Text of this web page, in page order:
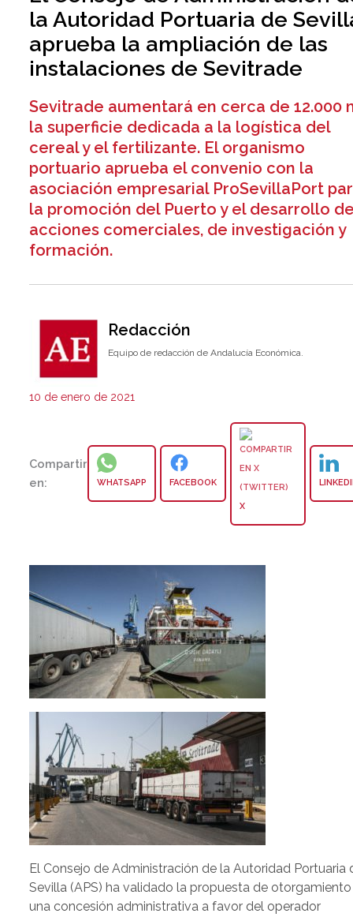
la Autoridad Portuaria de
aprueba la ampliación de las
instalaciones de Sevitrade
Sevitrade aumentará en cerca de 12.000
la superficie dedicada a la logística del
cereal y el fertilizante. El organismo
portuario aprueba el convenio con la
asociación empresarial ProSevillaPort
la promoción del Puerto y el desarrollo
acciones comerciales, de investigación y
formación.
Redacción
Equipo de redacción de Andalucía Económica.
10 de enero de 2021
Compartir
en:
WHATSAPP FACEBOOK
X
El Consejo de Administración de la Autoridad Portuaria
Sevilla (APS) ha validado la propuesta de
una concesión administrativa a favor del operador